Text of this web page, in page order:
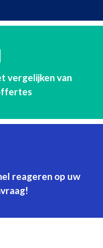
vergelijken van
reageren op uw